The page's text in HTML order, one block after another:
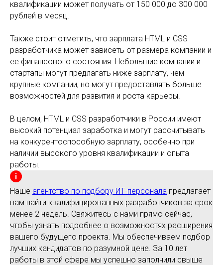
квалификации может получать от 150 000 до 300 000
рублей в месяц.
Также стоит отметить, что зарплата HTML и CSS
разработчика может зависеть от размера компании и
ее финансового состояния. Небольшие компании и
стартапы могут предлагать ниже зарплату, чем
крупные компании, но могут предоставлять больше
возможностей для развития и роста карьеры.
В целом, HTML и CSS разработчики в России имеют
высокий потенциал заработка и могут рассчитывать
на конкурентоспособную зарплату, особенно при
наличии высокого уровня квалификации и опыта
работы.
Наше агентство по подбору ИТ-персонала предлагает
вам найти квалифицированных разработчиков за срок
менее 2 недель. Свяжитесь с нами прямо сейчас,
чтобы узнать подробнее о возможностях расширения
вашего будущего проекта. Мы обеспечиваем подбор
лучших кандидатов по разумной цене. За 10 лет
работы в этой сфере мы успешно заполнили свыше